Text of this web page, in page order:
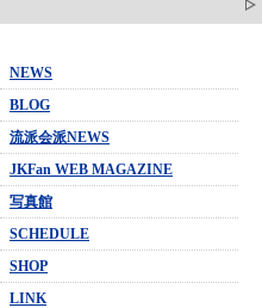
NEWS
BLOG
流派会派NEWS
JKFan WEB MAGAZINE
写真館
SCHEDULE
SHOP
LINK